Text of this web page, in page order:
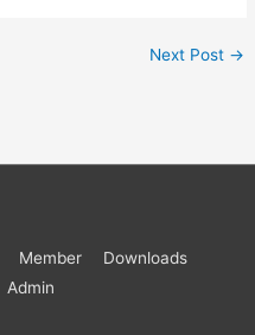
Next Post →
Member
Downloads
Admin